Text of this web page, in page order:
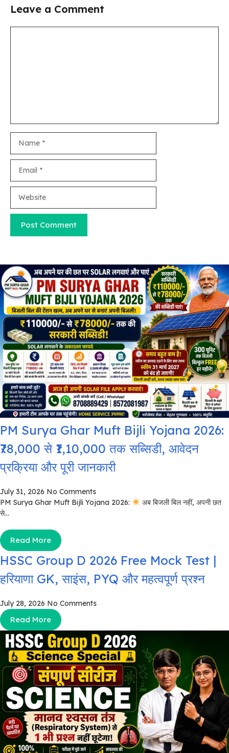
Leave a Comment
PM Surya Ghar Muft Bijli Yojana 2026:
₹78,000 से ₹1,10,000 तक सब्सिडी, आवेदन
प्रक्रिया और पूरी जानकारी
July 31, 2026 No Comments
PM Surya Ghar Muft Bijli Yojana 2026:
अब बिजली बिल नहीं, अपनी छत
से...
Read More
HSSC Group D 2026 Free Mock Test |
हरियाणा GK, साइंस, PYQ और महत्वपूर्ण प्रश्न
July 28, 2026 No Comments
Read More